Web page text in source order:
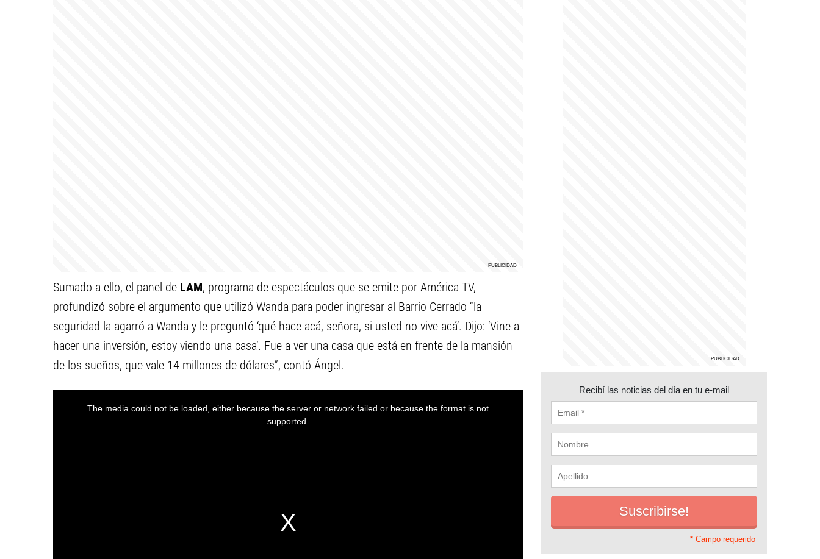
Sumado a ello, el panel de LAM, programa de espectáculos que se emite por América TV,
profundizó sobre el argumento que utilizó Wanda para poder ingresar al Barrio Cerrado “la
seguridad la agarró a Wanda y le preguntó ‘qué hace acá, señora, si usted no vive acá’. Dijo: ‘Vine a
hacer una inversión, estoy viendo una casa’. Fue a ver una casa que está en frente de la mansión
de los sueños, que vale 14 millones de dólares”, contó Ángel.
Recibí las noticias del día en tu e-mail
* Campo requerido